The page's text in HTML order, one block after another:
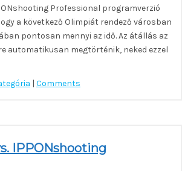
Professional programverzió
a következő Olimpiát rendező városban
pontosan mennyi az idő. Az átállás az
automatikusan megtörténik, neked ezzel
| Comments
IPPONshooting